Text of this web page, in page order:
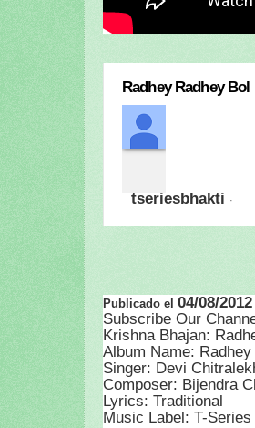
Radhey Radhey
tseriesbhakti ·
Publicado el 04/08/2012
Subscribe Our
Krishna Bhajan:
Album Name:
Singer: Devi
Composer: Bijendra
Lyrics: Traditional
Music Label: T-Series